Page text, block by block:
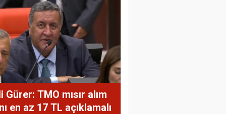
Gürer: TMO mısır alım
en az 17 TL açıklamalı